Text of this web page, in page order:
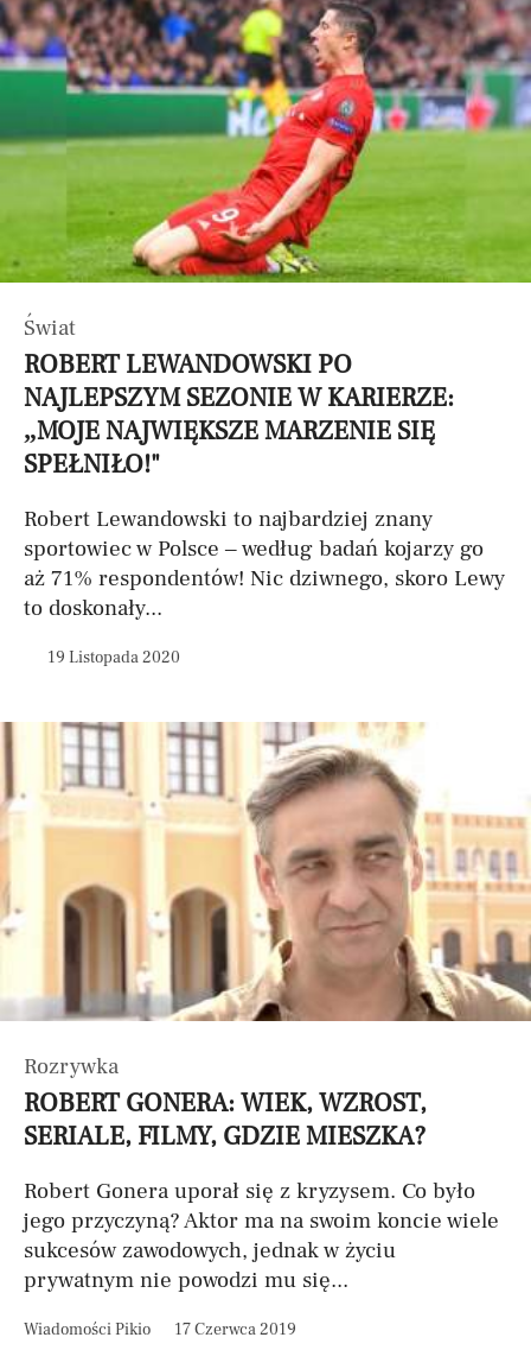
Świat
ROBERT LEWANDOWSKI PO
NAJLEPSZYM SEZONIE W KARIERZE:
„MOJE NAJWIĘKSZE MARZENIE SIĘ
SPEŁNIŁO!"
Robert Lewandowski to najbardziej znany
sportowiec w Polsce – według badań kojarzy go
aż 71% respondentów! Nic dziwnego, skoro Lewy
to doskonały...
19 Listopada 2020
Rozrywka
ROBERT GONERA: WIEK, WZROST,
SERIALE, FILMY, GDZIE MIESZKA?
Robert Gonera uporał się z kryzysem. Co było
jego przyczyną? Aktor ma na swoim koncie wiele
sukcesów zawodowych, jednak w życiu
prywatnym nie powodzi mu się...
Wiadomości Pikio 17 Czerwca 2019